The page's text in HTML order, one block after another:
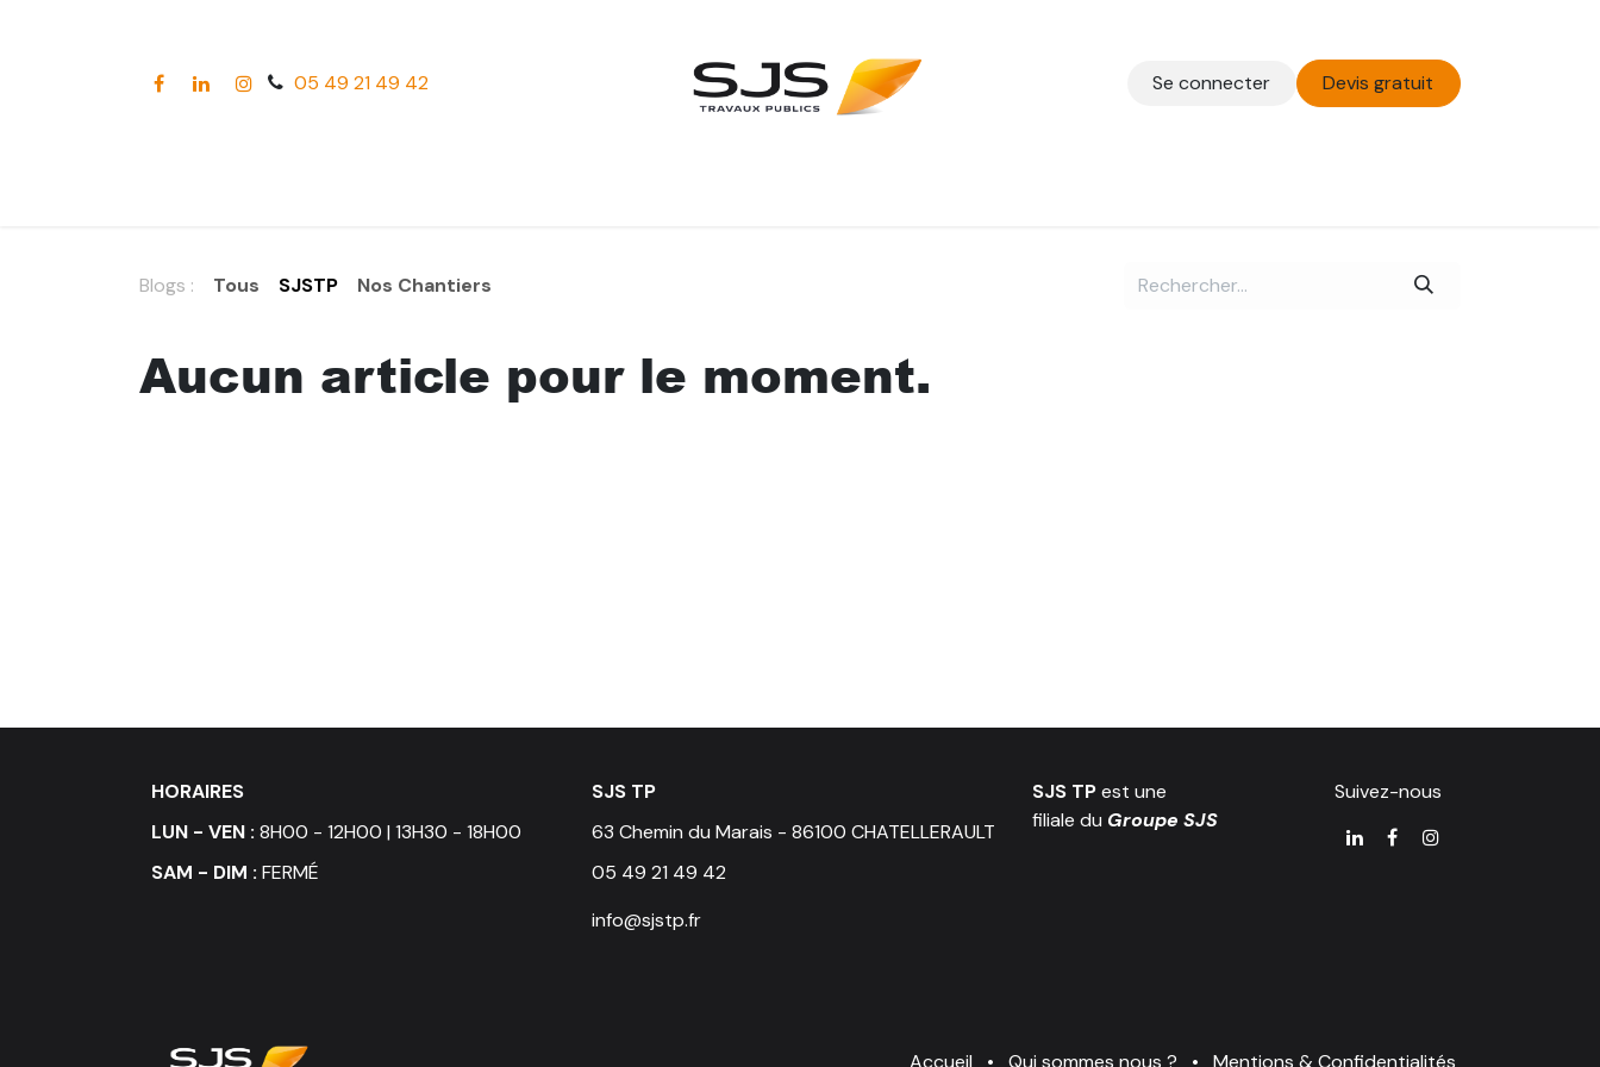
05 49 21 4​9 42 Se connecter Devis gratuit
Blogs : Tous SJSTP Nos Chantiers
Aucun article pour le moment.
HORAIRES
LUN - VEN : 8H00 - 12H00 | 13H30 - 18H00
SAM - DIM : FERMÉ
Suivez-nous
SJS TP
63 Chemin du Marais - 86100 CHATELLERAULT
05 49 21 49 42
info@sjstp.fr
SJS TPest une
filiale du Groupe SJS
Accueil • Qui sommes nous ? • Mentions & Confidentialités